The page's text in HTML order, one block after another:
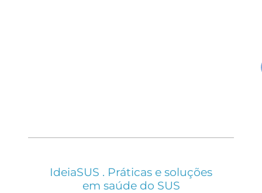
IdeiaSUS . Práticas e soluções
em saúde do SUS